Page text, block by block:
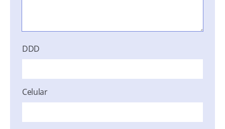
DDD
Celular